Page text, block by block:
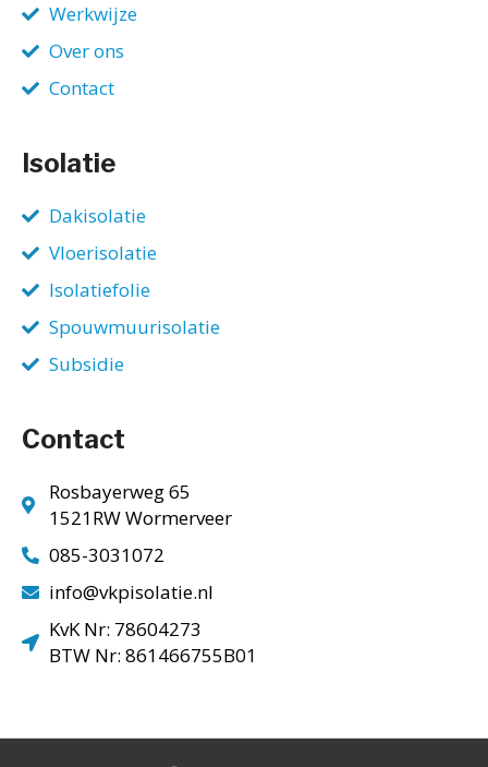
Werkwijze
Over ons
Contact
Isolatie
Dakisolatie
Vloerisolatie
Isolatiefolie
Spouwmuurisolatie
Subsidie
Contact
Rosbayerweg 65
1521RW Wormerveer
085-3031072
info@vkpisolatie.nl
KvK Nr: 78604273
BTW Nr: 861466755B01